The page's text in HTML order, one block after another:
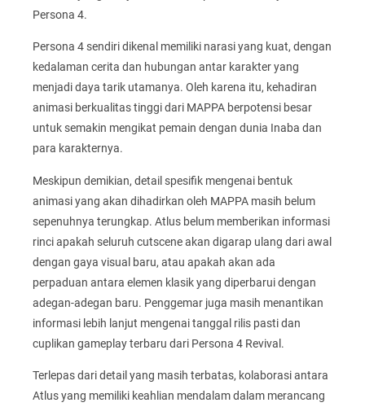
Persona 4.
Persona 4 sendiri dikenal memiliki narasi yang kuat, dengan
kedalaman cerita dan hubungan antar karakter yang
menjadi daya tarik utamanya. Oleh karena itu, kehadiran
animasi berkualitas tinggi dari MAPPA berpotensi besar
untuk semakin mengikat pemain dengan dunia Inaba dan
para karakternya.
Meskipun demikian, detail spesifik mengenai bentuk
animasi yang akan dihadirkan oleh MAPPA masih belum
sepenuhnya terungkap. Atlus belum memberikan informasi
rinci apakah seluruh cutscene akan digarap ulang dari awal
dengan gaya visual baru, atau apakah akan ada
perpaduan antara elemen klasik yang diperbarui dengan
adegan-adegan baru. Penggemar juga masih menantikan
informasi lebih lanjut mengenai tanggal rilis pasti dan
cuplikan gameplay terbaru dari Persona 4 Revival.
Terlepas dari detail yang masih terbatas, kolaborasi antara
Atlus yang memiliki keahlian mendalam dalam merancang